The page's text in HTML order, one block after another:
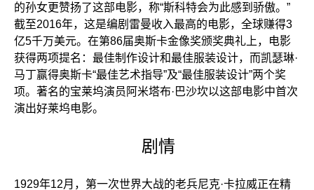
的孙女更赞扬了这部电影，称“斯科特会为此感到骄傲。”
截至2016年，这是编剧雷曼收入最高的电影，全球赚得3
亿5千万美元。在第86届奥斯卡金像奖颁奖典礼上，电影
获得两项提名：最佳制作设计和最佳服装设计，而凯瑟琳·
马丁赢得奥斯卡“最佳艺术指导”及“最佳服装设计”两个奖
项。著名的宝莱坞演员阿米塔布·巴沙坎以这部电影中首次
演出好莱坞电影。
剧情
1929年12月，第一次世界大战的老兵尼克·卡拉威正在精